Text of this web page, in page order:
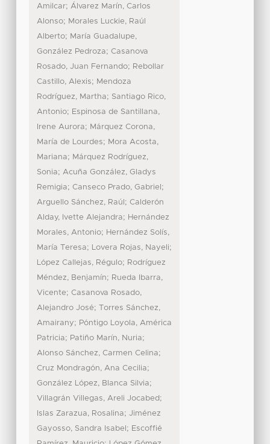
Amilcar; Álvarez Marín, Carlos
Alonso; Morales Luckie, Raúl
Alberto; María Guadalupe,
González Pedroza; Casanova
Rosado, Juan Fernando; Rebollar
Castillo, Alexis; Mendoza
Rodríguez, Martha; Santiago Rico,
Antonio; Espinosa de Santillana,
Irene Aurora; Márquez Corona,
María de Lourdes; Mora Acosta,
Mariana; Márquez Rodríguez,
Sonia; Acuña González, Gladys
Remigia; Canseco Prado, Gabriel ;
Arguello Sánchez, Raúl ; Calderón
Alday, Ivette Alejandra; Hernández
Morales, Antonio; Hernández Solís,
María Teresa; Lovera Rojas, Nayeli;
López Callejas, Régulo; Rodríguez
Méndez, Benjamín; Rueda Ibarra,
Vicente; Casanova Rosado,
Alejandro José;
Torres Sánchez,
Amairany; Póntigo Loyola, América
Patricia; Patiño Marín, Nuria;
Alonso Sánchez, Carmen Celina;
Cruz Mondragón, Ana Cecilia;
González López, Blanca Silvia;
Villagrán Villegas, Areli Jocabed;
Islas Zarazua, Rosalina; Jiménez
Gayosso, Sandra Isabel ; Escoffié